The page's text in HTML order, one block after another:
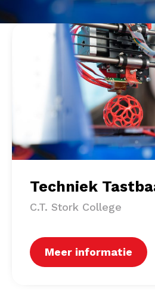
Techniek
C.T. Stork College
Meer informatie